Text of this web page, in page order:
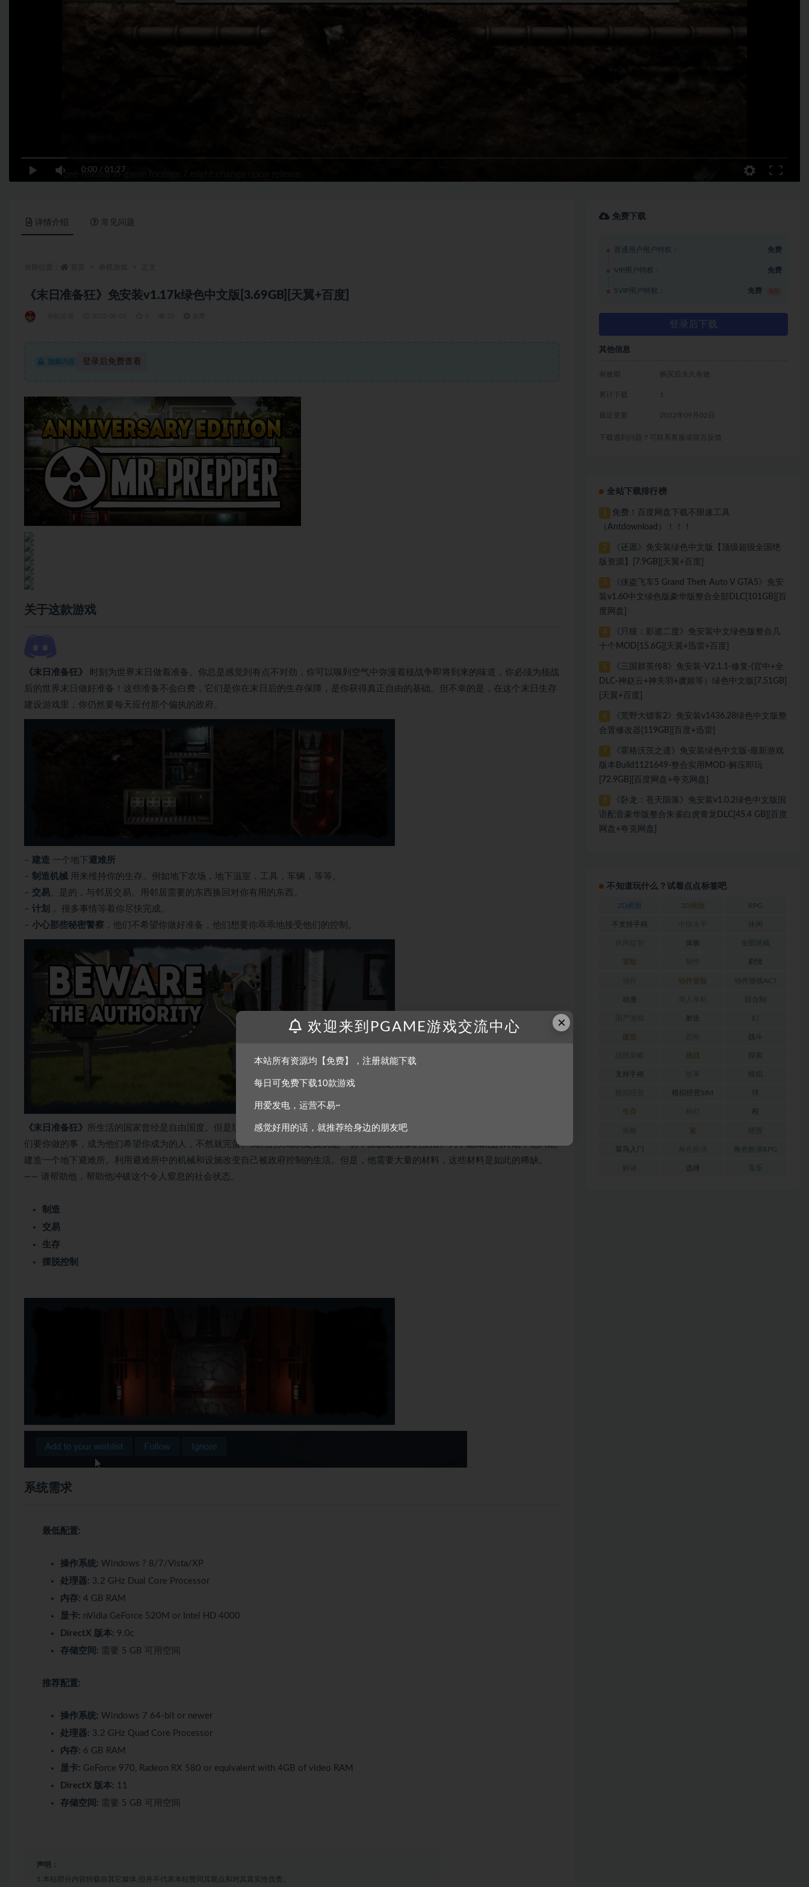
0:00 / 01:27
详情介绍 常见问题
《末日准备狂》免安装v1.17k绿色中文版[3.69GB][天翼+百度]
隐藏内容 登录后免费查看
关于这款游戏
《末日准备狂》
时刻为世界末日做着准备。你总是感觉到有点不对劲，你可以嗅到空气中弥漫着核战争即将到来的味道，你必须为核战
后的世界末日做好准备！这些准备不会白费，它们是你在末日后的生存保障，是你获得真正自由的基础。但不幸的是，在这个末日生存
建设游戏里，你仍然要每天应付那个偏执的政府。
– 建造 一个地下 避难所
– 制造机械 用来维持你的生存。例如地下农场，地下温室，工具，车辆，等等。
– 交易 。是的，与邻居交易。用邻居需要的东西换回对你有用的东西。
– 计划
， 很多事情等着你尽快完成。
– 小心那些秘密警察 ，他们不希望你做好准备，他们想要你乖乖地接受他们的控制。
《末日准备狂》
所生活的国家曾经是自由国度。但是现在，政府正在一步步地改变这个国家的一切。如果你不服从，——就消失。做它
们要你做的事，成为他们希望你成为的人，不然就完蛋。我们的英雄决定反抗这一切，摆脱这荒谬的生活。为了隐藏他的计划，他只能
建造一个地下避难所。利用避难所中的机械和设施改变自己被政府控制的生活。但是，他需要大量的材料，这些材料是如此的稀缺。
—— 请帮助他，帮助他冲破这个令人窒息的社会状态。
制造
交易
生存
摆脱控制
系统需求
最低配置:
操作系统: Windows ? 8/7/Vista/XP
处理器: 3.2 GHz Dual Core Processor
内存: 4 GB RAM
显卡: nVidia GeForce 520M or Intel HD 4000
DirectX 版本: 9.0c
存储空间: 需要 5 GB 可用空间
推荐配置:
操作系统: Windows 7 64-bit or newer
处理器: 3.2 GHz Quad Core Processor
内存: 6 GB RAM
显卡: GeForce 970, Radeon RX 580 or equivalent with 4GB of video RAM
DirectX 版本: 11
存储空间: 需要 5 GB 可用空间
声明：
1.本站部分内容转载自其它媒体,但并不代表本站赞同其观点和对其真实性负责。
免费下载
普通用户用户特权： 免费
VIP用户特权： 免费
SVIP用户特权： 免费
登录后下载
其他信息
有效期 购买后永久有效
累计下载 1
最近更新 2022年09月02日
下载遇到问题？可联系客服或留言反馈
全站下载排行榜
1
免费！百度网盘下载不限速工具
（Antdownload）！！！
2
《还愿》免安装绿色中文版【顶级超级全国绝
版资源】[7.9GB][天翼+百度]
3
《侠盗飞车5 Grand Theft Auto V GTA5》免安
装v1.60中文绿色版豪华版整合全部DLC[101GB][百
度网盘]
4
《只狼：影逝二度》免安装中文绿色版整合几
十个MOD[15.6G][天翼+迅雷+百度]
5
《三国群英传8》免安装-V2.1.1-修复-(官中+全
DLC-神赵云+神关羽+虞姬等）绿色中文版[7.51GB]
[天翼+百度]
6
《荒野大镖客2》免安装v1436.28绿色中文版整
合置修改器[119GB][百度+迅雷]
7
《霍格沃茨之遗》免安装绿色中文版-最新游戏
版本Build1121649-整合实用MOD-解压即玩
[72.9GB][百度网盘+夸克网盘]
8
《卧龙：苍天陨落》免安装v1.0.2绿色中文版国
语配音豪华版整合朱雀白虎青龙DLC[45.4 GB][百度
网盘+夸克网盘]
不知道玩什么？试着点点标签吧
2D画面 3D画面 RPG
不支持手柄 休闲
体验 全部游戏
冒险 剧情
动作冒险 动作游戏ACT
动漫 回合制
射击 幻
建造 战斗
挑战 探索
支持手柄 模拟
模拟经营SIM 球
生存 程
索 经营
菜鸟入门 角色扮演RPG
选择 音乐
×
欢迎来到PGAME游戏交流中心
本站所有资源均【免费】，注册就能下载
每日可免费下载10款游戏
用爱发电，运营不易~
感觉好用的话，就推荐给身边的朋友吧